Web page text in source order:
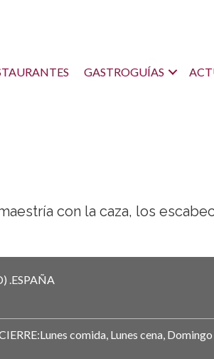
GASTROGUÍAS
con la caza, los
ESPAÑA
comida, Lunes cena, Domingo